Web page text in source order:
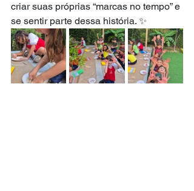
criar suas próprias “marcas no tempo” e
se sentir parte dessa história. ✨